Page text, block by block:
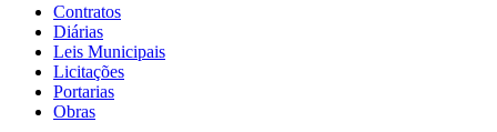
Contratos
Diárias
Leis Municipais
Licitações
Portarias
Obras